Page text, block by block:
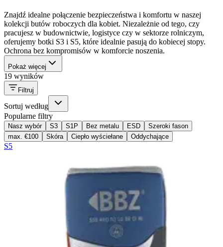
Znajdź idealne połączenie bezpieczeństwa i komfortu w naszej
kolekcji butów roboczych dla kobiet. Niezależnie od tego, czy
pracujesz w budownictwie, logistyce czy w sektorze rolniczym,
oferujemy botki S3 i S5, które idealnie pasują do kobiecej stopy.
Ochrona bez kompromisów w komforcie noszenia.
Pokaż więcej
19 wyników
Filtruj
Sortuj według
Popularne filtry
Nasz wybór S3 S1P Bez metalu ESD
Szeroki fason
max. €100
Skóra Ciepło wyściełane Oddychające
S5